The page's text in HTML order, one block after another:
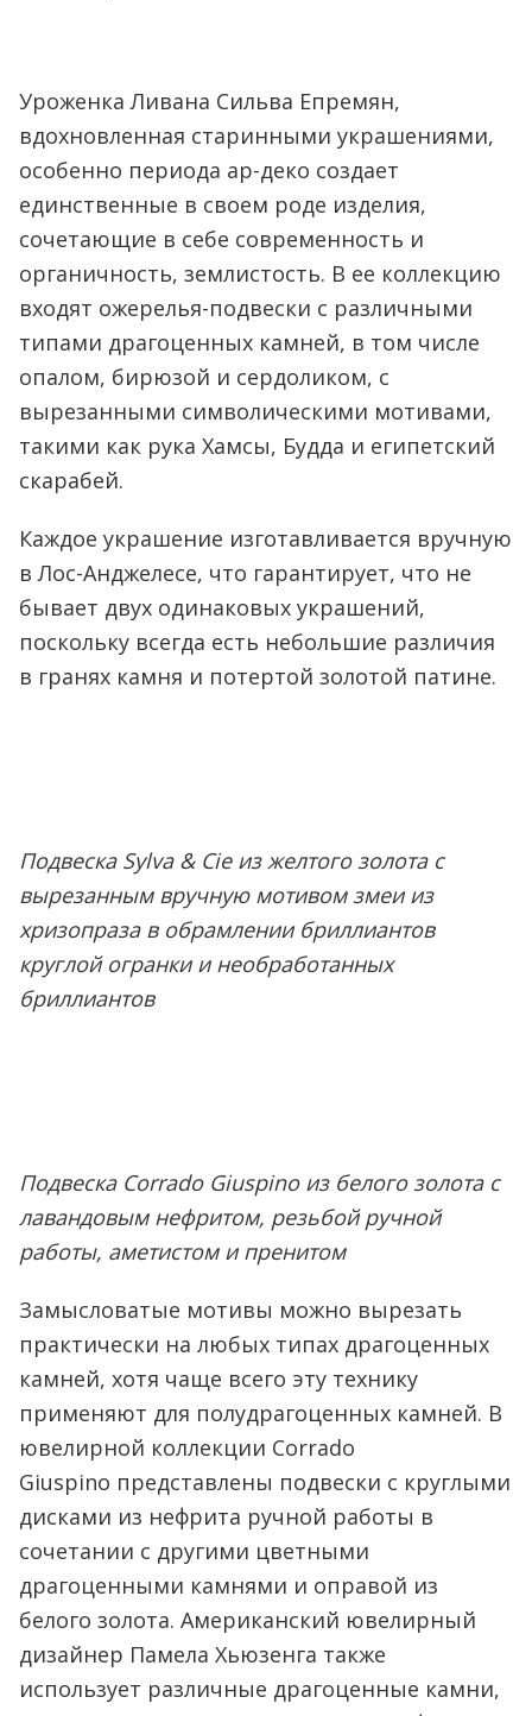
Уроженка Ливана Сильва Епремян,
вдохновленная старинными украшениями,
особенно периода ар-деко создает
единственные в своем роде изделия,
сочетающие в себе современность и
органичность, землистость. В ее коллекцию
входят ожерелья-подвески с различными
типами драгоценных камней, в том числе
опалом, бирюзой и сердоликом, с
вырезанными символическими мотивами,
такими как рука Хамсы, Будда и египетский
скарабей.
Каждое украшение изготавливается вручную
в Лос-Анджелесе, что гарантирует, что не
бывает двух одинаковых украшений,
поскольку всегда есть небольшие различия
в гранях камня и потертой золотой патине.
Подвеска Sylva & Cie из желтого золота с
вырезанным вручную мотивом змеи из
хризопраза в обрамлении бриллиантов
круглой огранки и необработанных
бриллиантов
Подвеска Corrado Giuspino из белого золота с
лавандовым нефритом, резьбой ручной
работы, аметистом и пренитом
Замысловатые мотивы можно вырезать
практически на любых типах драгоценных
камней, хотя чаще всего эту технику
применяют для полудрагоценных камней. В
ювелирной коллекции Corrado
Giuspino представлены подвески с круглыми
дисками из нефрита ручной работы в
сочетании с другими цветными
драгоценными камнями и оправой из
белого золота. Американский ювелирный
дизайнер Памела Хьюзенга также
использует различные драгоценные камни,